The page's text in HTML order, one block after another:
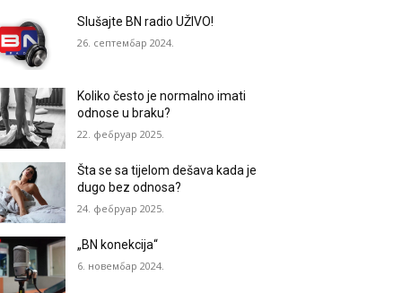
Slušajte BN radio UŽIVO!
26. септембар 2024.
Koliko često je normalno imati
odnose u braku?
22. фебруар 2025.
Šta se sa tijelom dešava kada je
dugo bez odnosa?
24. фебруар 2025.
„BN konekcija“
6. новембар 2024.